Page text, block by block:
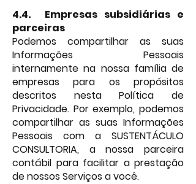
4.4. Empresas subsidiárias e
parceiras
Podemos compartilhar as suas
Informações Pessoais
internamente na nossa família de
empresas para os propósitos
descritos nesta Política de
Privacidade. Por exemplo, podemos
compartilhar as suas Informações
Pessoais com a SUSTENTÁCULO
CONSULTORIA, a nossa parceira
contábil para facilitar a prestação
de nossos Serviços a você.